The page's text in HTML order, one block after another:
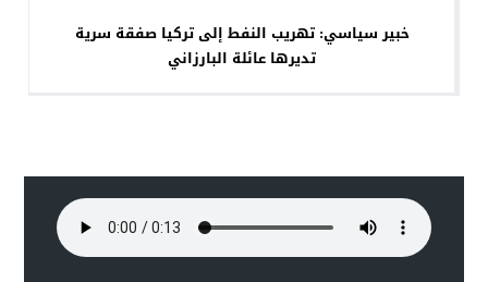
خبير سياسي: تهريب النفط إلى تركيا صفقة سرية
تديرها عائلة البارزاني